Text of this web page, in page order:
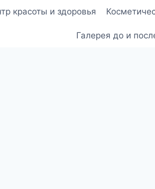
красоты и здоровья
Галерея до и